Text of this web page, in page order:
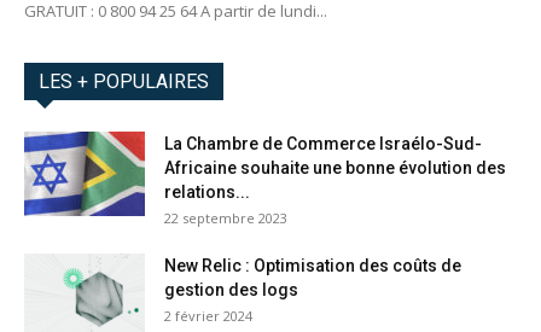
GRATUIT : 0 800 94 25 64 A partir de lundi...
LES + POPULAIRES
La Chambre de Commerce Israélo-Sud-
Africaine souhaite une bonne évolution des
relations...
22 septembre 2023
New Relic : Optimisation des coûts de
gestion des logs
2 février 2024